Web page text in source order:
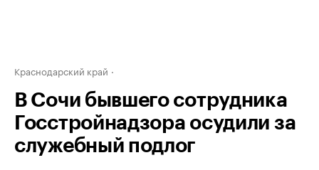
Краснодарский край
В Сочи бывшего сотрудника
Госстройнадзора осудили за
служебный подлог